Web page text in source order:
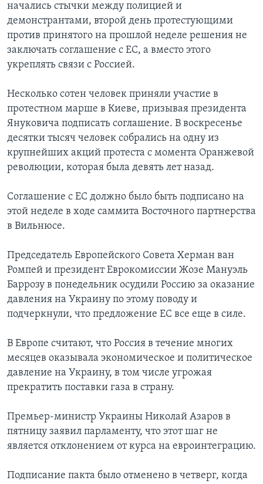
начались стычки между полицией и
демонстрантами, второй день протестующими
против принятого на прошлой неделе решения не
заключать соглашение с ЕС, а вместо этого
укреплять связи с Россией.
Несколько сотен человек приняли участие в
протестном марше в Киеве, призывая президента
Януковича подписать соглашение. В воскресенье
десятки тысяч человек собрались на одну из
крупнейших акций протеста с момента Оранжевой
революции, которая была девять лет назад.
Соглашение с ЕС должно было быть подписано на
этой неделе в ходе саммита Восточного партнерства
в Вильнюсе.
Председатель Европейского Совета Херман ван
Ромпей и президент Еврокомиссии Жозе Мануэль
Баррозу в понедельник осудили Россию за оказание
давления на Украину по этому поводу и
подчеркнули, что предложение ЕС все еще в силе.
В Европе считают, что Россия в течение многих
месяцев оказывала экономическое и политическое
давление на Украину, в том числе угрожая
прекратить поставки газа в страну.
Премьер-министр Украины Николай Азаров в
пятницу заявил парламенту, что этот шаг не
является отклонением от курса на евроинтеграцию.
Подписание пакта было отменено в четверг, когда